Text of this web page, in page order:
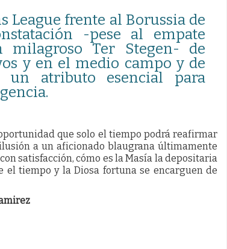
League frente al Borussia de
-pese al empate
milagroso Ter Stegen- de
y en el medio campo y de
un atributo esencial para
que solo el tiempo podrá reafirmar
a un aficionado blaugrana últimamente
satisfacción, cómo es la Masía la depositaria
el tiempo y la Diosa fortuna se encarguen de